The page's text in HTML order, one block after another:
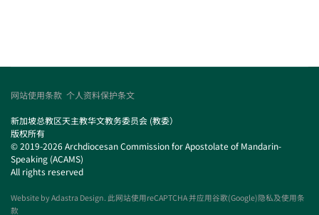
网站使用条款 个人资料保护条文
新加坡总教区天主教华文教务委员会 (教委）
版权所有
© 2019-2026 Archdiocesan Commission for Apostolate of Mandarin-
Speaking (ACAMS)
All rights reserved
Website byAdastra Design. 此网站使用reCAPTCHA 并应用谷歌(Google)隐私及使用条
款